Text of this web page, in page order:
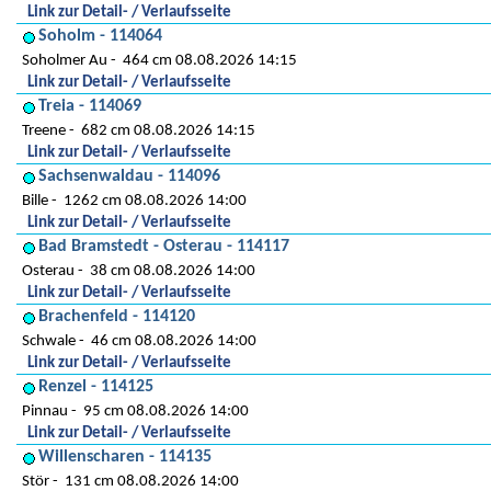
Link zur Detail- / Verlaufsseite
Soholm - 114064
Soholmer Au
464 cm 08.08.2026 14:15
Link zur Detail- / Verlaufsseite
Treia - 114069
Treene
682 cm 08.08.2026 14:15
Link zur Detail- / Verlaufsseite
Sachsenwaldau - 114096
Bille
1262 cm 08.08.2026 14:00
Link zur Detail- / Verlaufsseite
Bad Bramstedt - Osterau - 114117
Osterau
38 cm 08.08.2026 14:00
Link zur Detail- / Verlaufsseite
Brachenfeld - 114120
Schwale
46 cm 08.08.2026 14:00
Link zur Detail- / Verlaufsseite
Renzel - 114125
Pinnau
95 cm 08.08.2026 14:00
Link zur Detail- / Verlaufsseite
Willenscharen - 114135
Stör
131 cm 08.08.2026 14:00